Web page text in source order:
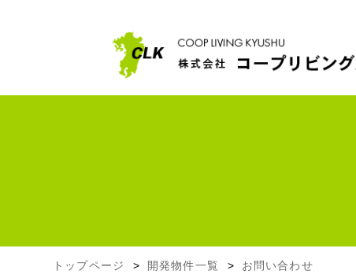
トップページ 開発物件一覧 お問い合わせ